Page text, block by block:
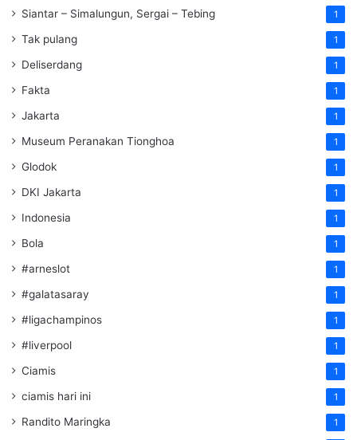
Siantar – Simalungun, Sergai – Tebing 1
Tak pulang 1
Deliserdang 1
Fakta 1
Jakarta 1
Museum Peranakan Tionghoa 1
Glodok 1
DKI Jakarta 1
Indonesia 1
Bola 1
#arneslot 1
#galatasaray 1
#ligachampinos 1
#liverpool 1
Ciamis 1
ciamis hari ini 1
Randito Maringka 1